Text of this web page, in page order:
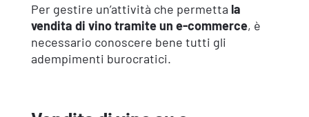
Per gestire un’attività che permetta la
vendita di vino tramite un e-commerce, è
necessario conoscere bene tutti gli
adempimenti burocratici.